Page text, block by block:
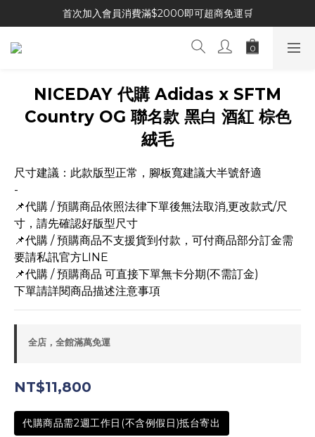
首次加入會員消費滿$2000即可超商免運🛒
NICEDAY 代購 Adidas x SFTM
Country OG 聯名款 黑白 酒紅 棕色
絨毛
尺寸建議：此款版型正常，腳板寬建議大半號舒適
-
📌代購 / 預購商品依照法律下單後無法取消,更改款式/尺
寸，請先確認好版型尺寸
📌代購 / 預購商品不支援貨到付款，可付商品部分訂金需
要請私訊官方LINE
📌代購 / 預購商品 可直接下單無卡分期(不需訂金)
下單請詳閱商品描述注意事項
全店，全館滿萬免運
NT$11,800
代購商品需2週工作日(不含例假日)抵台寄出